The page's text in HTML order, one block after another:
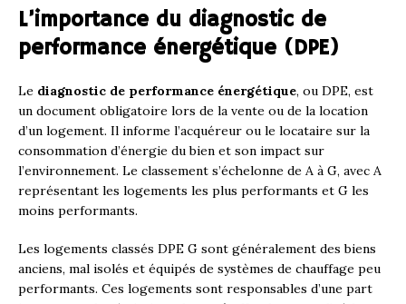
L’importance du diagnostic de
performance énergétique (DPE)
Le diagnostic de performance énergétique, ou DPE, est
un document obligatoire lors de la vente ou de la location
d’un logement. Il informe l’acquéreur ou le locataire sur la
consommation d’énergie du bien et son impact sur
l’environnement. Le classement s’échelonne de A à G, avec A
représentant les logements les plus performants et G les
moins performants.
Les logements classés DPE G sont généralement des biens
anciens, mal isolés et équipés de systèmes de chauffage peu
performants. Ces logements sont responsables d’une part